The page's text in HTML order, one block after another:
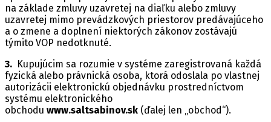
na základe zmluvy uzavretej na diaľku alebo zmluvy
uzavretej mimo prevádzkových priestorov predávajúceho
a o zmene a doplnení niektorých zákonov zostávajú
týmito VOP nedotknuté.
3. Kupujúcim sa rozumie v systéme zaregistrovaná každá
fyzická alebo právnická osoba, ktorá odoslala po vlastnej
autorizácii elektronickú objednávku prostredníctvom
systému elektronického
obchodu www.saltsabinov.sk (ďalej len „obchod“).